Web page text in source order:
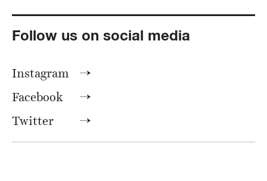
Follow us on social media
Instagram
Facebook
Twitter